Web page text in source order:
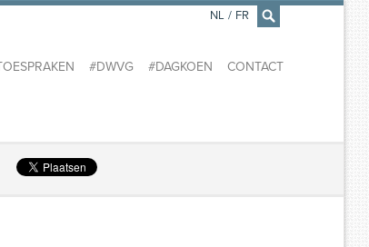
×
#DWVG #DAGKOEN CONTACT
NL / FR